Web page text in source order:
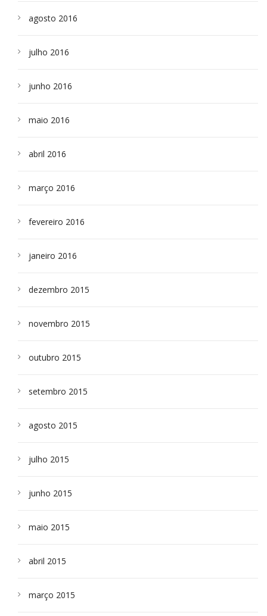
agosto 2016
julho 2016
junho 2016
maio 2016
abril 2016
março 2016
fevereiro 2016
janeiro 2016
dezembro 2015
novembro 2015
outubro 2015
setembro 2015
agosto 2015
julho 2015
junho 2015
maio 2015
abril 2015
março 2015